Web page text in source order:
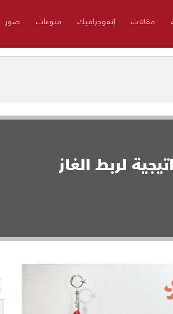
مقالات إنفوجرافيك منوعات صور
لربط الغاز